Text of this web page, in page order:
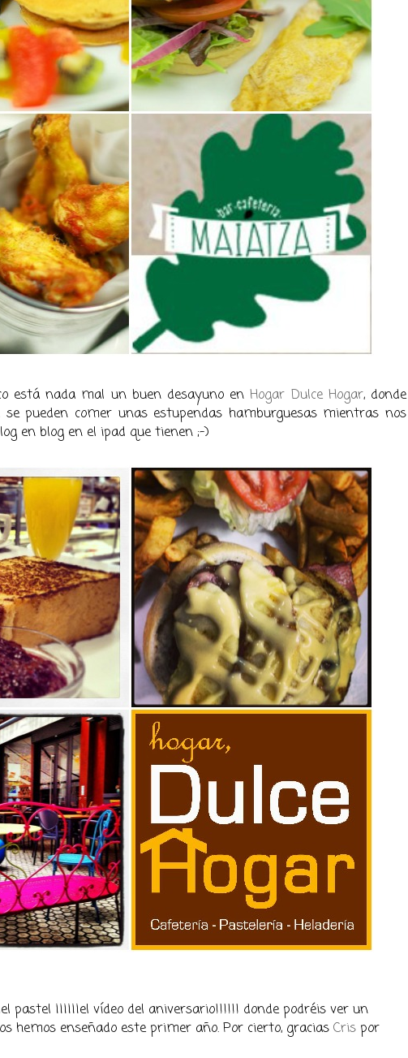
está nada mal un buen desayuno enHogar Dulce Hogar, donde
pueden comer unas estupendas hamburguesas mientras nos
en blog en el ipad que tienen ;-)
pastel ¡¡¡¡¡¡el vídeo del aniversario!!!!!! donde podréis ver un
hemos enseñado este primer año. Por cierto, gracias Cris por